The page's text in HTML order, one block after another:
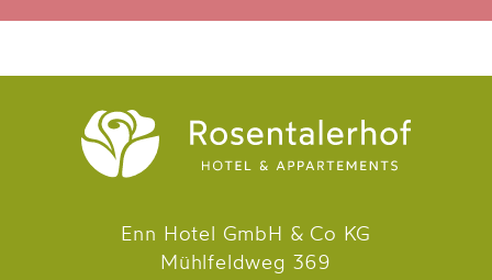
Enn Hotel GmbH & Co KG
Mühlfeldweg 369